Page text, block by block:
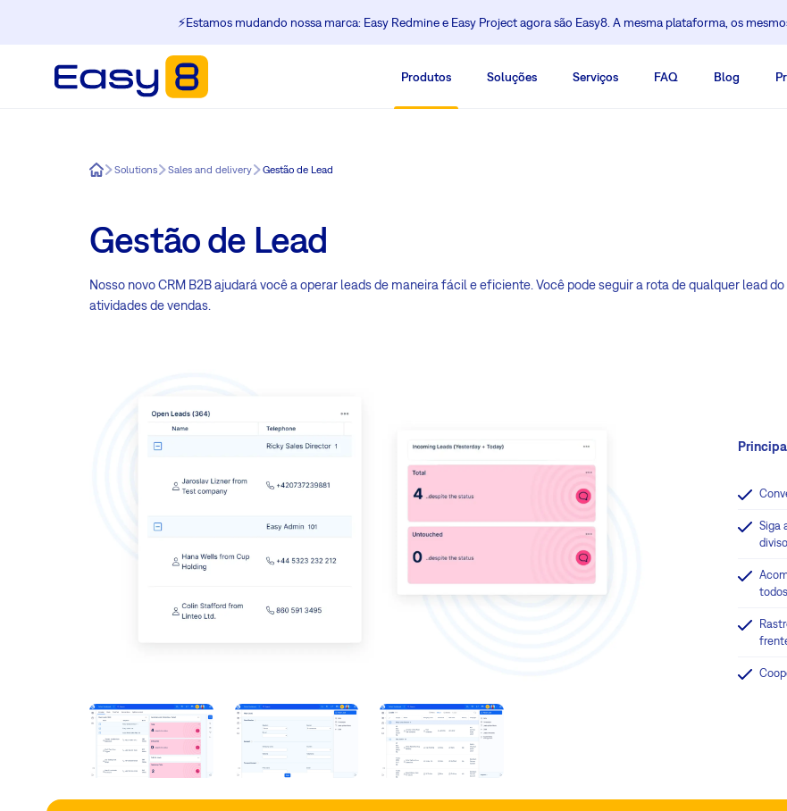
⚡️Estamos mudando nossa marca: Easy Redmine e Easy Project agora são Easy8. A mesma plataforma, os
Produtos Soluções Serviços FAQ Blog
Easy8Solutions Sales and delivery Gestão de Lead
Gestão de Lead
Nosso novo CRM B2B ajudará você a operar leads de maneira fácil e eficiente. Você pode seguir a rota de qualquer lead
atividades de vendas.
Siga